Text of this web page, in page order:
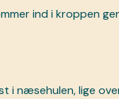
ind i kroppen
næsehulen, lige